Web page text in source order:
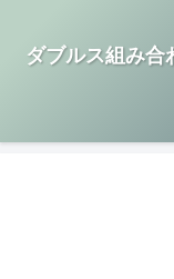
ダブルス組み